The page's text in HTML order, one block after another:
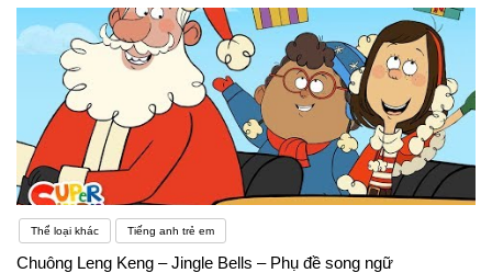
Thể loại khác Tiếng anh trẻ em
Chuông Leng Keng – Jingle Bells – Phụ đề song ngữ